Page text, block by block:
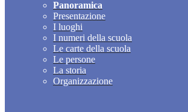
Panoramica
Presentazione
I luoghi
I numeri della scuola
Le carte della scuola
Le persone
La storia
Organizzazione